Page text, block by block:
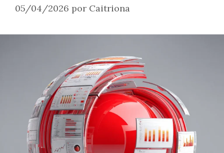
05/04/2026 por Caitriona